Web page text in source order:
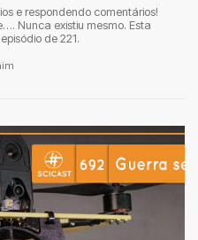
e respondendo comentários!
Nunca existiu mesmo. Esta
de 221.